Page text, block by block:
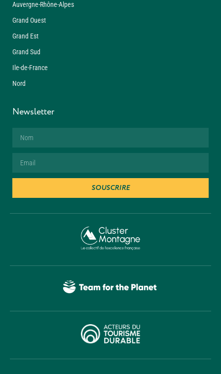
Auvergne-Rhône-Alpes
Grand Ouest
Grand Est
Grand Sud
Ile-de-France
Nord
Newsletter
SOUSCRIRE